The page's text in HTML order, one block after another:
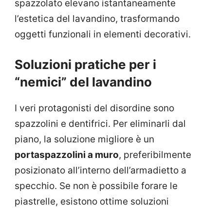
spazzolato elevano istantaneamente
l’estetica del lavandino, trasformando
oggetti funzionali in elementi decorativi.
Soluzioni pratiche per i
“nemici” del lavandino
I veri protagonisti del disordine sono
spazzolini e dentifrici. Per eliminarli dal
piano, la soluzione migliore è un
portaspazzolini a muro, preferibilmente
posizionato all’interno dell’armadietto a
specchio. Se non è possibile forare le
piastrelle, esistono ottime soluzioni